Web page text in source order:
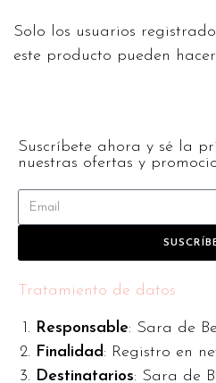
Solo los usuarios
este producto pueden
Suscríbete ahora y sé la
nuestras ofertas y
Tratamiento de datos
Responsable: Sara de
Finalidad: Registro en
Destinatarios: Sara de